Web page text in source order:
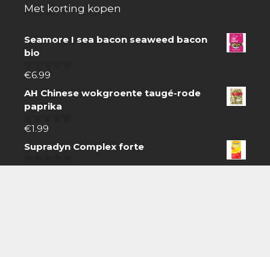
Met korting kopen
Seamore I sea bacon seaweed bacon
bio
0
5
€6.99
AH Chinese wokgroente taugé-rode
paprika
0
5
€1.99
Supradyn Complex forte
€24.40